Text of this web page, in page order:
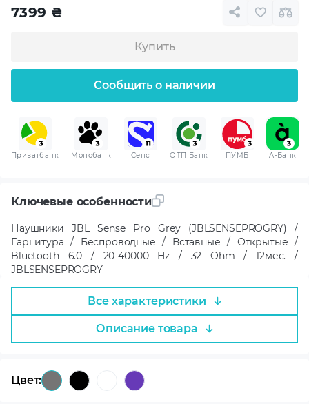
7399 ₴
Купить
Сообщить о наличии
Приватбанк Монобанк Сенс ОТП Банк ПУМБ A-Банк
Ключевые особенности
Наушники JBL Sense Pro Grey (JBLSENSEPROGRY) /
Гарнитура / Беспроводные / Вставные / Открытые /
Bluetooth 6.0 / 20-40000 Hz / 32 Ohm / 12мес. /
JBLSENSEPROGRY
Все характеристики
Описание товара
Цвет: